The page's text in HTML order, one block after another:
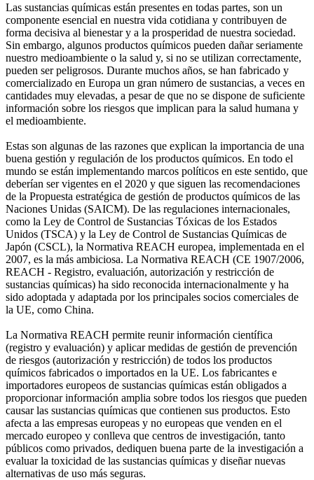
Las sustancias químicas están presentes en todas partes, son un
componente esencial en nuestra vida cotidiana y contribuyen de
forma decisiva al bienestar y a la prosperidad de nuestra sociedad.
Sin embargo, algunos productos químicos pueden dañar seriamente
nuestro medioambiente o la salud y, si no se utilizan correctamente,
pueden ser peligrosos. Durante muchos años, se han fabricado y
comercializado en Europa un gran número de sustancias, a veces en
cantidades muy elevadas, a pesar de que no se dispone de suficiente
información sobre los riesgos que implican para la salud humana y
el medioambiente.
Estas son algunas de las razones que explican la importancia de una
buena gestión y regulación de los productos químicos. En todo el
mundo se están implementando marcos políticos en este sentido, que
deberían ser vigentes en el 2020 y que siguen las recomendaciones
de la Propuesta estratégica de gestión de productos químicos de las
Naciones Unidas (SAICM). De las regulaciones internacionales,
como la Ley de Control de Sustancias Tóxicas de los Estados
Unidos (TSCA) y la Ley de Control de Sustancias Químicas de
Japón (CSCL), la Normativa REACH europea, implementada en el
2007, es la más ambiciosa. La Normativa REACH (CE 1907/2006,
REACH - Registro, evaluación, autorización y restricción de
sustancias químicas) ha sido reconocida internacionalmente y ha
sido adoptada y adaptada por los principales socios comerciales de
la UE, como China.
La Normativa REACH permite reunir información científica
(registro y evaluación) y aplicar medidas de gestión de prevención
de riesgos (autorización y restricción) de todos los productos
químicos fabricados o importados en la UE. Los fabricantes e
importadores europeos de sustancias químicas están obligados a
proporcionar información amplia sobre todos los riesgos que pueden
causar las sustancias químicas que contienen sus productos. Esto
afecta a las empresas europeas y no europeas que venden en el
mercado europeo y conlleva que centros de investigación, tanto
públicos como privados, dediquen buena parte de la investigación a
evaluar la toxicidad de las sustancias químicas y diseñar nuevas
alternativas de uso más seguras.